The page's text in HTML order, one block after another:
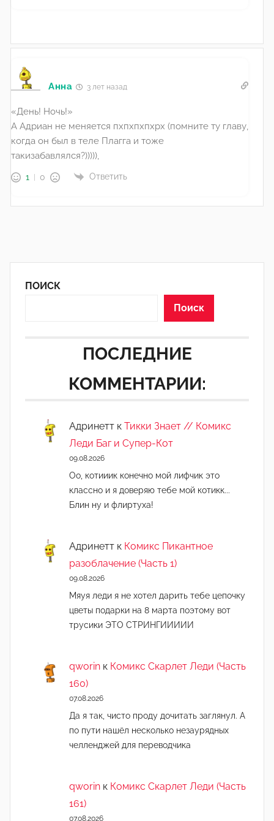
Анна 3 лет назад
«День! Ночь!»
А Адриан не меняется пхпхпхпхрх (помните ту главу,
когда он был в теле Плагга и тоже
такизабавлялся?))))),
1 0 Ответить
ПОИСК
Поиск
ПОСЛЕДНИЕ
КОММЕНТАРИИ:
Адринетт к Тикки Знает // Комикс
Леди Баг и Супер-Кот
09.08.2026
Оо, котииик конечно мой лифчик это
классно и я доверяю тебе мой котикк...
Блин ну и флиртуха!
Адринетт к Комикс Пикантное
разоблачение (Часть 1)
09.08.2026
Мяуя леди я не хотел дарить тебе цепочку
цветы подарки на 8 марта поэтому вот
трусики ЭТО СТРИНГИИИИИ
qworin к Комикс Скарлет Леди (Часть
160)
07.08.2026
Да я так, чисто проду дочитать заглянул. А
по пути нашёл несколько незаурядных
челленджей для переводчика
qworin к Комикс Скарлет Леди (Часть
161)
07.08.2026